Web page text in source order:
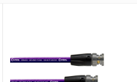
Мультикорный кабель